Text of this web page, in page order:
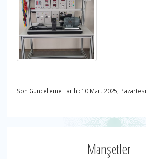
Son Güncelleme Tarihi: 10 Mart 2025, Pazartesi
Manşetler